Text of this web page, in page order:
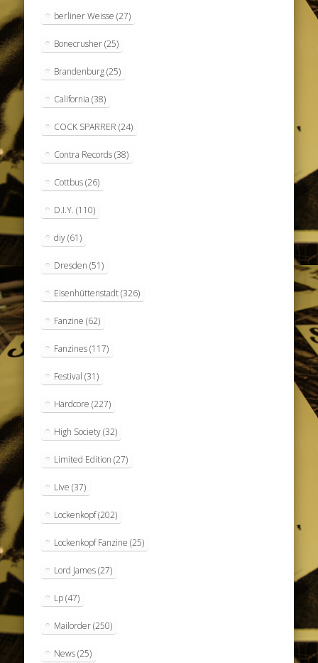
berliner Weisse (27)
Bonecrusher(25)
Brandenburg(25)
California (38)
COCK SPARRER (24)
Contra Records(38)
Cottbus(26)
D.I.Y. (110)
diy(61)
Dresden (51)
Eisenhüttenstadt(326)
Fanzine (62)
Fanzines(117)
Festival (31)
Hardcore (227)
High Society(32)
Limited Edition (27)
Live (37)
Lockenkopf(202)
Lockenkopf Fanzine (25)
Lord James(27)
Lp(47)
Mailorder(250)
News(25)